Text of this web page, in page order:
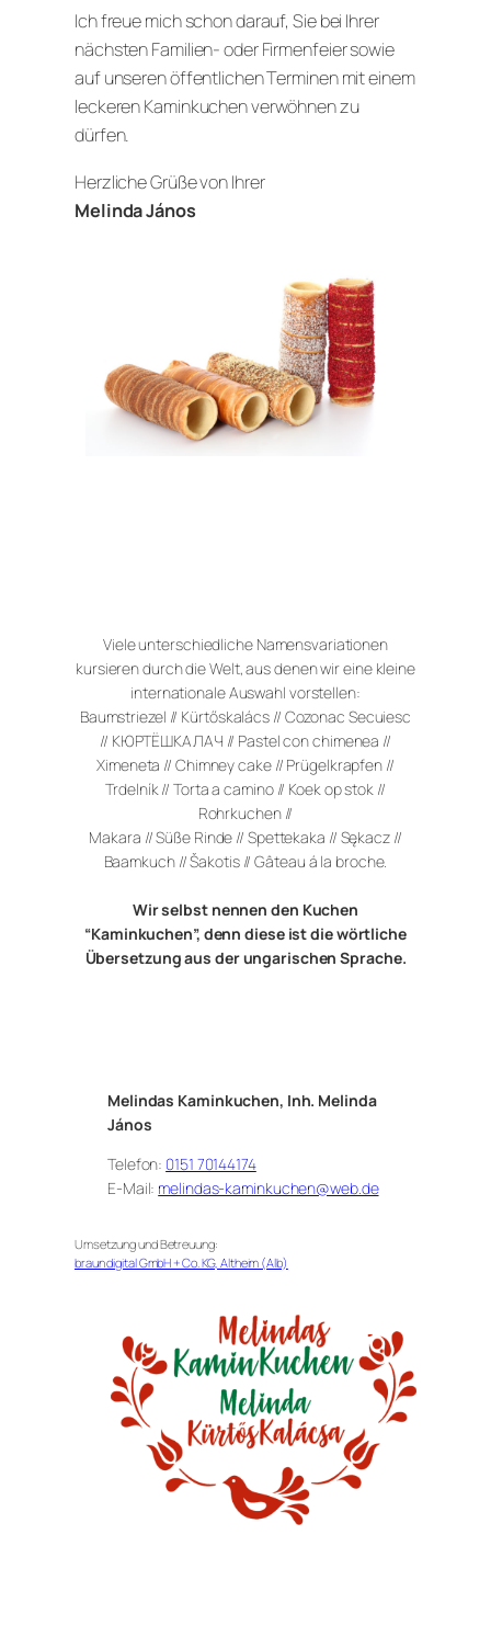
Ich freue mich schon darauf, Sie bei Ihrer
nächsten Familien- oder Firmenfeier sowie
auf unseren öffentlichen Terminen mit einem
leckeren Kaminkuchen verwöhnen zu
dürfen.
Herzliche Grüße von Ihrer
Melinda János
Viele unterschiedliche Namensvariationen
kursieren durch die Welt, aus denen wir eine kleine
internationale Auswahl vorstellen:
Baumstriezel // Kürtőskalács // Cozonac Secuiesc
// КЮРТËШКАЛАЧ // Pastel con chimenea //
Ximeneta // Chimney cake // Prügelkrapfen //
Trdelník // Torta a camino // Koek op stok //
Rohrkuchen //
Makara // Süße Rinde // Spettekaka // Sękacz //
Baamkuch // Šakotis // Gâteau á la broche.
Wir selbst nennen den Kuchen
“Kaminkuchen”, denn diese ist die wörtliche
Übersetzung aus der ungarischen Sprache.
Melindas Kaminkuchen, Inh. Melinda
János
Telefon: 0151 70144174
E-Mail: melindas-kaminkuchen@web.de
Umsetzung und Betreuung:
braun digital GmbH + Co. KG, Altheim (Alb)